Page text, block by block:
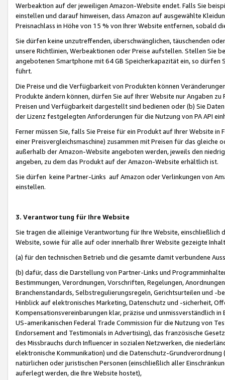
Werbeaktion auf der jeweiligen Amazon-Website endet. Falls Sie
einstellen und darauf hinweisen, dass Amazon auf ausgewählte
Preisnachlass in Höhe von 15 % von Ihrer Website entfernen, sobald
Sie dürfen keine unzutreffenden, überschwänglichen, täuschenden
unsere Richtlinien, Werbeaktionen oder Preise aufstellen. Stellen Sie
angebotenen Smartphone mit 64 GB Speicherkapazität ein, so dürfen
führt.
Die Preise und die Verfügbarkeit von Produkten können
Produkte ändern können, dürfen Sie auf Ihrer Website nur Angaben
Preisen und Verfügbarkeit dargestellt sind bedienen oder (b) Sie
der Lizenz festgelegten Anforderungen für die Nutzung von PA API
Ferner müssen Sie, falls Sie Preise für ein Produkt auf Ihrer Website
einer Preisvergleichsmaschine) zusammen mit Preisen für das
außerhalb der Amazon-Website angeboten werden, jeweils den
angeben, zu dem das Produkt auf der Amazon-Website erhältlich ist.
Sie dürfen keine Partner-Links auf Amazon oder Verlinkungen von
einstellen.
3. Verantwortung für Ihre Website
Sie tragen die alleinige Verantwortung für Ihre Website,
Website, sowie für alle auf oder innerhalb Ihrer Website gezeigte
(a) für den technischen Betrieb und die gesamte damit verbundene
(b) dafür, dass die Darstellung von Partner-Links und
Bestimmungen, Verordnungen, Vorschriften, Regelungen,
Branchenstandards, Selbstregulierungsregeln, Gerichtsurteilen und -
Hinblick auf elektronisches Marketing, Datenschutz und -sicherheit,
Kompensationsvereinbarungen klar, präzise und unmissverständlich
US-amerikanischen Federal Trade Commission für die Nutzung von
Endorsement and Testimonials in Advertising), das französische
des Missbrauchs durch Influencer in sozialen Netzwerken, die
elektronische Kommunikation) und die Datenschutz-
natürlichen oder juristischen Personen (einschließlich aller
auferlegt werden, die Ihre Website hostet),